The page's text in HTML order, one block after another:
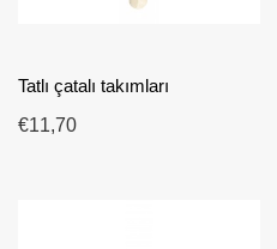
Tatlı çatalı takımları
€11,70